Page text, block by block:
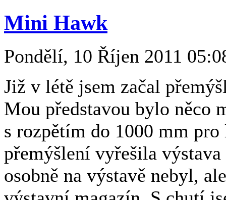
Mini Hawk
Pondělí, 10 Říjen 2011
Již v létě jsem začal
Mou představou bylo něco
s rozpětím do 1000 mm
přemýšlení vyřešila
osobně na výstavě nebyl,